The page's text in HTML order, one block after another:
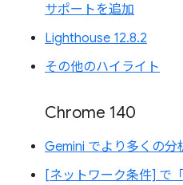
サポートを追加
Lighthouse 12.8.2
その他のハイライト
Chrome 140
Gemini でより多くの分
[ネットワーク条件] で